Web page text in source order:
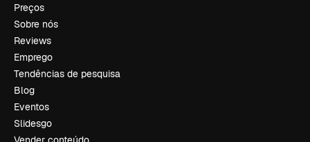
Preços
Sobre nós
Reviews
Emprego
Tendências de pesquisa
Blog
Eventos
Slidesgo